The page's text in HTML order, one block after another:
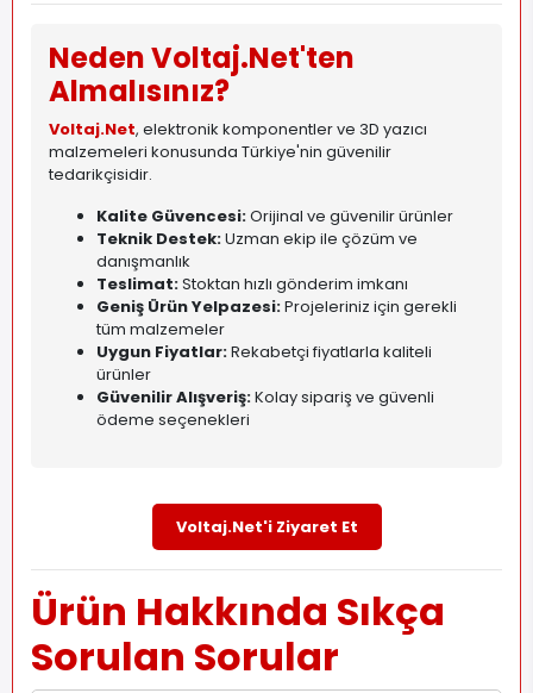
Neden Voltaj.Net'ten
Almalısınız?
Voltaj.Net, elektronik komponentler ve 3D yazıcı
malzemeleri konusunda Türkiye'nin güvenilir
tedarikçisidir.
Kalite Güvencesi:Orijinal ve güvenilir ürünler
Teknik Destek:Uzman ekip ile çözüm ve
danışmanlık
Teslimat:Stoktan hızlı gönderim imkanı
Geniş Ürün Yelpazesi:Projeleriniz için gerekli
tüm malzemeler
Uygun Fiyatlar:Rekabetçi fiyatlarla kaliteli
ürünler
Güvenilir Alışveriş:Kolay sipariş ve güvenli
ödeme seçenekleri
Voltaj.Net'i Ziyaret Et
Ürün Hakkında Sıkça
Sorulan Sorular